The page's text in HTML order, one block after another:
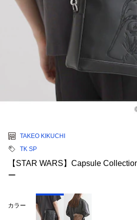
TAKEO KIKUCHI
TK SP
【STAR WARS】Capsule
ー
カラー